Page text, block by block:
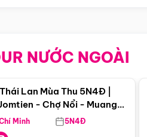
NƯỚC NGOÀI
Điểm nổi bật
Lan Mùa Thu 5N4Đ |
- Chợ Nổi - Muang
- Suanthai (Bay Vietnam
Minh 5N4Đ